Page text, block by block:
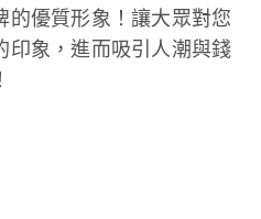
的優質形象！讓大眾對您
印象，進而吸引人潮與錢